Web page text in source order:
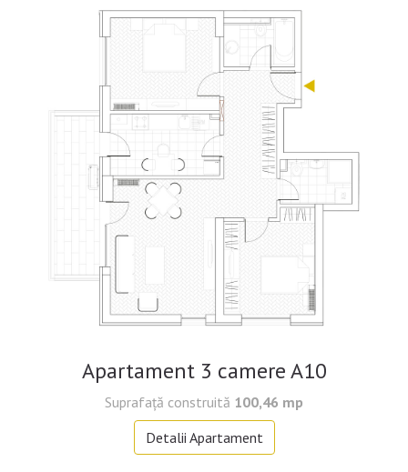
Apartament 3 camere A10
Suprafață construită 100,46 mp
Detalii Apartament